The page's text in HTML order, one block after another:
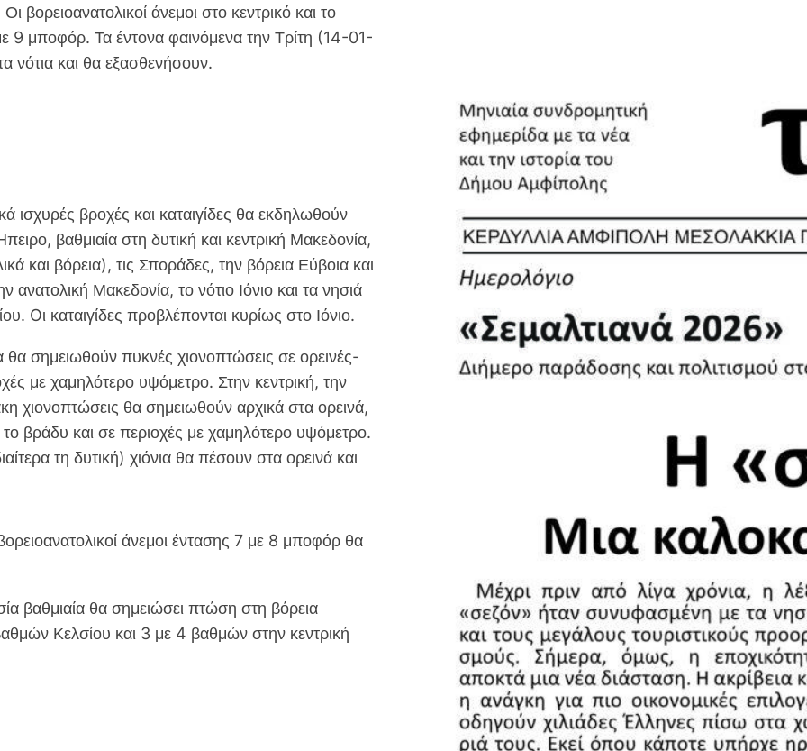
βορειοανατολικοί άνεμοι στο κεντρικό και το
9 μποφόρ. Τα έντονα φαινόμενα την Τρίτη (14-01-
νότια και θα εξασθενήσουν.
βροχές και καταιγίδες θα εκδηλωθούν
βαθμιαία στη δυτική και κεντρική Μακεδονία,
και βόρεια), τις Σποράδες, την βόρεια Εύβοια και
Μακεδονία, το νότιο Ιόνιο και τα νησιά
Oι καταιγίδες προβλέπονται κυρίως στο Ιόνιο.
σημειωθούν πυκνές χιονοπτώσεις σε ορεινές-
με χαμηλότερο υψόμετρο. Στην κεντρική, την
χιονοπτώσεις θα σημειωθούν αρχικά στα ορεινά,
το βράδυ και σε περιοχές με χαμηλότερο υψόμετρο.
τη δυτική) χιόνια θα πέσουν στα ορεινά και
άνεμοι έντασης 7 με 8 μποφόρ θα
θα σημειώσει πτώση στη βόρεια
Κελσίου και 3 με 4 βαθμών στην κεντρική